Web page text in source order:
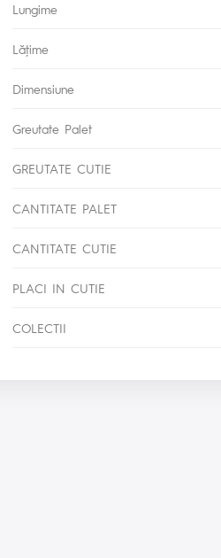
Lungime
Lăţime
Dimensiune
Greutate Palet
GREUTATE CUTIE
CANTITATE PALET
CANTITATE CUTIE
PLACI IN CUTIE
COLECTII